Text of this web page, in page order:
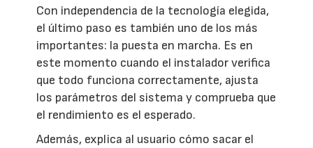
Con independencia de la tecnología elegida,
el último paso es también uno de los más
importantes: la puesta en marcha. Es en
este momento cuando el instalador verifica
que todo funciona correctamente, ajusta
los parámetros del sistema y comprueba que
el rendimiento es el esperado.
Además, explica al usuario cómo sacar el